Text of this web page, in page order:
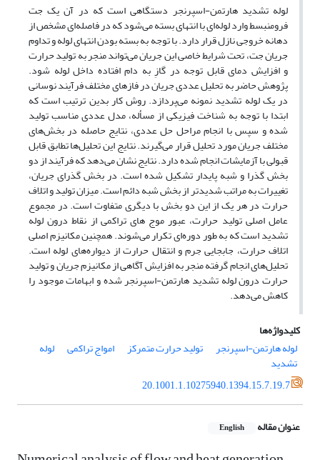
لوله تشدید هارتمن-اسپرنجر دستگاهی است که در آن یک جت
فرومنبسط وارد لوله‌ای با انتهای بسته می‌شود که در فاصله‌ای مشخص از
دهانه خروجی نازل قرار دارد. با توجه به بسته بودن انتهای لوله و تداوم
جریان جت، تحت شرایط خاصی این جریان می‌تواند منجر به تولید حرارت
و افزایش دمای قابل توجه در گازِ به دام افتاده داخل لوله شود.
پژوهش حاضر به تحلیل عددی جریان در فازهای مختلف فرآیند نوسانی
در یک لوله تشدید نمونه می‌پردازد. روش کار بدین ترتیب است که
ابتدا با توجه به شناخت فیزیکی از مسأله، مدل عددی مناسب تولید
شده و سپس با انجام مراحل حل عددی، نتایج حاصله در بخش‌های
مختلف جریان مورد تحلیل قرار می‌گیرند. نتایج این تحلیل‌ها تطابق قابل
قبولی با آزمایشات انجام شده دارد. نتایج نشان می‌دهد که فرآیند از دو
بخش گذرا و شبه پایدار تشکیل شده است. در بخش گذرای جریان،
تغییرات به مراتب شدیدتر از بخش شبه دائم است. میزان تولید و اتلاف
حرارت در هر یک از این دو بخش با دیگری متفاوت است. در مجموع
عامل اصلی تولید حرارت، عبور موج ‌های تراکمی از نقاط درون لوله
تشدید است که به طور دوره‌ای تکرار می‌شوند. همچنین مکانیزم اصلی
اتلاف حرارت، جابجایی جرم و انتقال حرارت از دیواره‌های لوله است.
تحلیل‌های انجام گرفته منجر به افزایش آگاهی از مکانیزم جریان و تولید
حرارت درون لوله تشدید هارتمن-اسپرنجر شده و ابهامات موجود را
کاهش می‌دهد.
کلیدواژه‌ها
لوله هارتمن-اسپرنجر
تولید حرارت متمرکز امواج تراکمی لوله
تشدید
20.1001.1.10275940.1394.15.7.19.7
عنوان مقاله English